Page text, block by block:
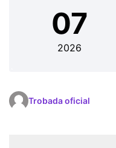
07
2026
Trobada oficial